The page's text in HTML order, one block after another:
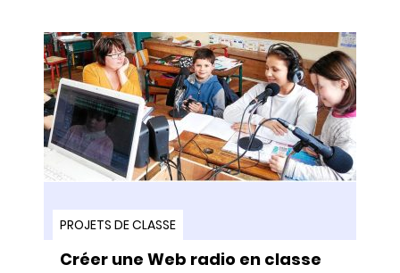
PROJETS DE CLASSE
Créer une Web radio en classe